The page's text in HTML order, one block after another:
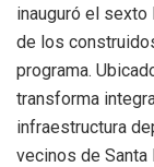
inauguró el sexto
de los
programa.
transforma
infraestructura
vecinos de